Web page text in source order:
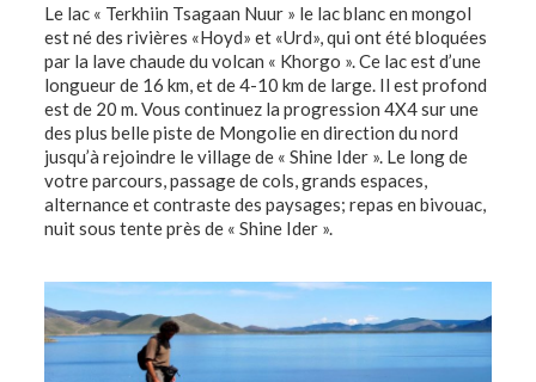
Le lac « Terkhiin Tsagaan Nuur » le lac blanc en mongol
est né des rivières «Hoyd» et «Urd», qui ont été bloquées
par la lave chaude du volcan « Khorgo ». Ce lac est d’une
longueur de 16 km, et de 4-10 km de large. Il est profond
est de 20 m. Vous continuez la progression 4X4 sur une
des plus belle piste de Mongolie en direction du nord
jusqu’à rejoindre le village de « Shine Ider ». Le long de
votre parcours, passage de cols, grands espaces,
alternance et contraste des paysages; repas en bivouac,
nuit sous tente près de « Shine Ider ».